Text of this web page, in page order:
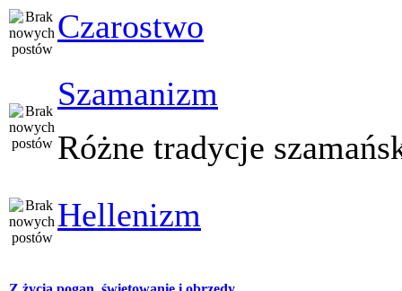
Czarostwo
Szamanizm
Różne tradycje
Hellenizm